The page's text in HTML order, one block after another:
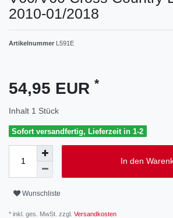
2010-01/2018
Artikelnummer L591E
54,95 EUR *
Inhalt 1 Stück
Sofort versandfertig, Lieferzeit in 1-2
In den
Wunschliste
* inkl. ges. MwSt. zzgl. Versandkosten